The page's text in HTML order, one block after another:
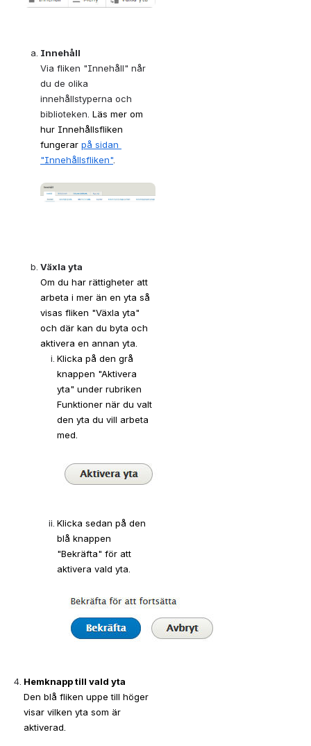
Innehåll
Via fliken "Innehåll" når
du de olika
innehållstyperna och
biblioteken. Läs mer om
hur Innehållsfliken
fungerar på sidan
"Innehållsfliken".
Open
Växla yta
Om du har rättigheter att
arbeta i mer än en yta så
visas fliken "Växla yta"
och där kan du byta och
aktivera en annan yta.
Klicka på den grå
knappen "Aktivera
yta" under rubriken
Funktioner när du valt
den yta du vill arbeta
med.
Klicka sedan på den
blå knappen
"Bekräfta" för att
aktivera vald yta.
Hemknapp till vald yta
Den blå fliken uppe till höger
visar vilken yta som är
aktiverad.